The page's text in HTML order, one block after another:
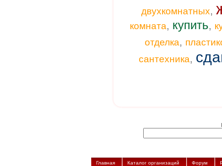
двухкомнатных,
комната, купить,
отделка,
сантехника,
Главная Каталог организаций Форум